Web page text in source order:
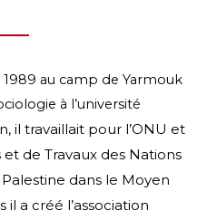
1989 au camp de Yarmouk
à l’université
il travaillait pour l’ONU et
et de Travaux des Nations
dans le Moyen
il a créé l’association